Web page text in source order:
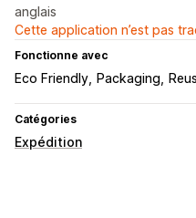
anglais
Cette application n’est pas
Fonctionne avec
Eco Friendly Packaging
Catégories
Expédition